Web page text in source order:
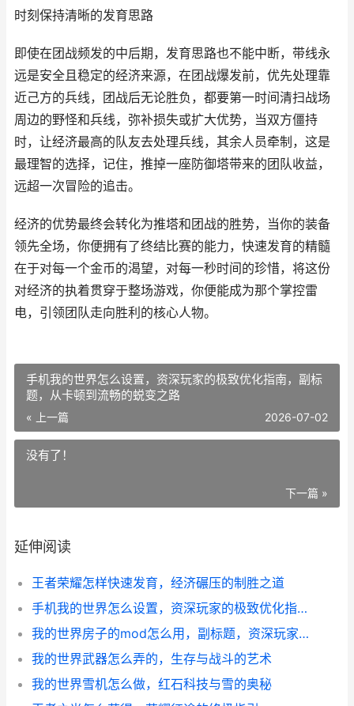
时刻保持清晰的发育思路
即使在团战频发的中后期，发育思路也不能中断，带线永
远是安全且稳定的经济来源，在团战爆发前，优先处理靠
近己方的兵线，团战后无论胜负，都要第一时间清扫战场
周边的野怪和兵线，弥补损失或扩大优势，当双方僵持
时，让经济最高的队友去处理兵线，其余人员牵制，这是
最理智的选择，记住，推掉一座防御塔带来的团队收益，
远超一次冒险的追击。
经济的优势最终会转化为推塔和团战的胜势，当你的装备
领先全场，你便拥有了终结比赛的能力，快速发育的精髓
在于对每一个金币的渴望，对每一秒时间的珍惜，将这份
对经济的执着贯穿于整场游戏，你便能成为那个掌控雷
电，引领团队走向胜利的核心人物。
手机我的世界怎么设置，资深玩家的极致优化指南，副标
题，从卡顿到流畅的蜕变之路
« 上一篇 2026-07-02
没有了！
下一篇 »
延伸阅读
王者荣耀怎样快速发育，经济碾压的制胜之道
手机我的世界怎么设置，资深玩家的极致优化指南，副标题，从卡顿到流畅的蜕变之路
我的世界房子的mod怎么用，副标题，资深玩家带你轻松掌握
我的世界武器怎么弄的，生存与战斗的艺术
我的世界雪机怎么做，红石科技与雪的奥秘